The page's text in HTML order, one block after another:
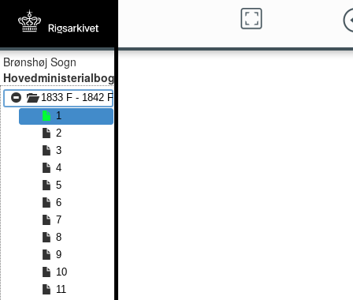
Brønshøj Sogn
Hovedministerialbog
1833 F - 1842 F
1
2
3
4
5
6
7
8
9
10
11